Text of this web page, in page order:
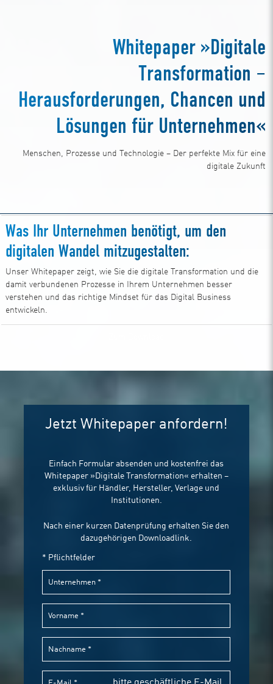
Whitepaper »Digitale
Transformation –
Herausforderungen, Chancen und
Lösungen für Unternehmen«
Menschen, Prozesse und Technologie – Der perfekte Mix für eine
digitale Zukunft
Was Ihr Unternehmen benötigt, um den
digitalen Wandel mitzugestalten:
Unser Whitepaper zeigt, wie Sie die digitale Transformation und die
damit verbundenen Prozesse in Ihrem Unternehmen besser
verstehen und das richtige Mindset für das Digital Business
entwickeln.